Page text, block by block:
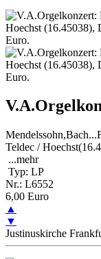
Teldec /
...mehr
Typ: LP
Nr.: L6552
6,00 Euro
▲
▼
Justinuskirche